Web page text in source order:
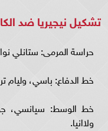
تشكيل نيجيريا ضد
حراسة المرمى: ستانلي
خط الدفاع: باسي،
خط الوسط: سيانسي، جو
ولاانيا.